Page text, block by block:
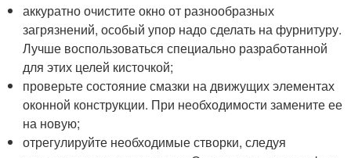
аккуратно очистите окно от разнообразных
загрязнений, особый упор надо сделать на фурнитуру.
Лучше воспользоваться специально разработанной
для этих целей кисточкой;
проверьте состояние смазки на движущих элементах
оконной конструкции. При необходимости замените ее
на новую;
отрегулируйте необходимые створки, следуя